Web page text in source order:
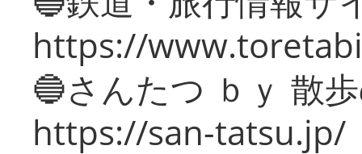
https://
🔵さんたつ ｂｙ 散
https://san-tatsu.jp/